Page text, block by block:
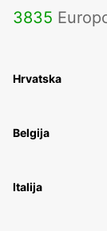
3835
Hrvatska
Belgija
Italija